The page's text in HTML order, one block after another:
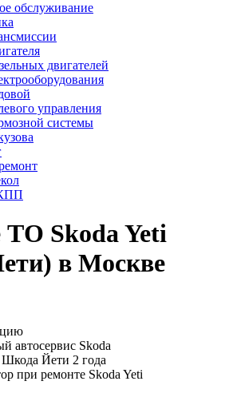
обслуживание
двигателей
управления
системы
ТО Skoda Yeti
в Москве
автосервис Skoda
Йети 2 года
при ремонте Skoda Yeti